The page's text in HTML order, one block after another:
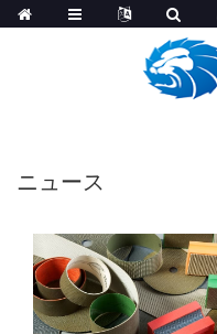
ニュース